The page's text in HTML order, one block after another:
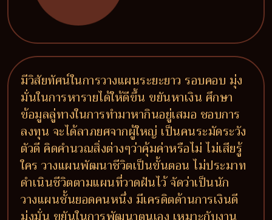
มีวิสัยทัศน์ในการวางแผนระยะยาว รอบคอบ มุ่ง
มั่นในการหารายได้ให้ดีขึ้น ขยันหาเงิน ศึกษา
ข้อมูลลู่ทางในการทำมาหากินอยู่เสมอ ชอบการ
ลงทุน จะได้ลาภยศจากผู้ใหญ่ เป็นคนระมัดระวัง
ตัวดี คิดคำนวณสิ่งต่างๆว่าคุ้มค่าหรือไม่ ไม่เสียรู้
ใคร วางแผนพัฒนาชีวิตเป็นขั้นตอน ไม่ประมาท
ดำเนินชีวิตตามแผนที่วาดฝันไว้ จัดว่าเป็นนัก
วางแผนชั้นยอดคนหนึ่ง มีเครดิตด้านการเงินดี